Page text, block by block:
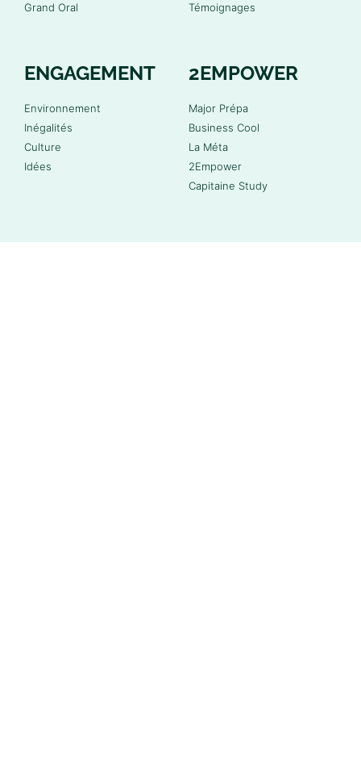
Grand Oral
Témoignages
ENGAGEMENT
Environnement
Inégalités
Culture
Idées
2EMPOWER
Major Prépa
Business Cool
La Méta
2Empower
Capitaine Study